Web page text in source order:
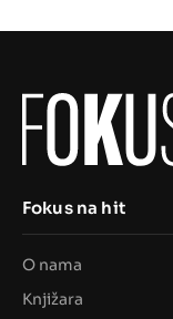
Fokus na hit
O nama
Knjižara